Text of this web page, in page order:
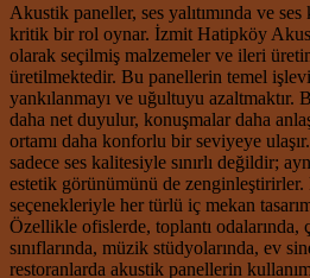
Akustik paneller, ses yalıtımında ve
kritik bir rol oynar. İzmit Hatipköy
olarak seçilmiş malzemeler ve ileri
üretilmektedir. Bu panellerin temel
yankılanmayı ve uğultuyu azaltmaktır.
daha net duyulur, konuşmalar daha
ortamı daha konforlu bir seviyeye
sadece ses kalitesiyle sınırlı değildir;
estetik görünümünü de zenginleştirirler.
seçenekleriyle her türlü iç mekan
Özellikle ofislerde, toplantı odalarında,
sınıflarında, müzik stüdyolarında, ev
restoranlarda akustik panellerin